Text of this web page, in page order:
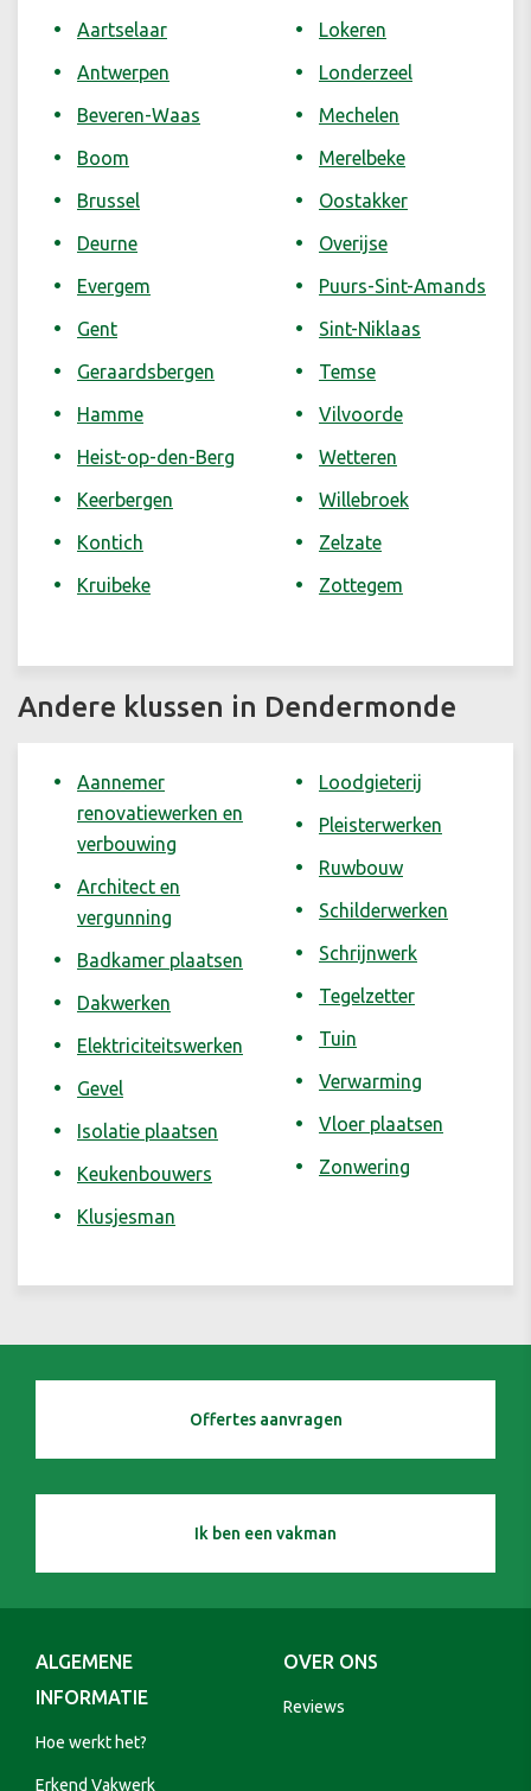
Aartselaar
Antwerpen
Beveren-Waas
Boom
Brussel
Deurne
Evergem
Gent
Geraardsbergen
Hamme
Heist-op-den-Berg
Keerbergen
Kontich
Kruibeke
Lokeren
Londerzeel
Mechelen
Merelbeke
Oostakker
Overijse
Puurs-Sint-Amands
Sint-Niklaas
Temse
Vilvoorde
Wetteren
Willebroek
Zelzate
Zottegem
Andere klussen in Dendermonde
Aannemer
renovatiewerken en
verbouwing
Architect en
vergunning
Badkamer plaatsen
Dakwerken
Elektriciteitswerken
Gevel
Isolatie plaatsen
Keukenbouwers
Klusjesman
Loodgieterij
Pleisterwerken
Ruwbouw
Schilderwerken
Schrijnwerk
Tegelzetter
Tuin
Verwarming
Vloer plaatsen
Zonwering
Offertes aanvragen
Ik ben een vakman
ALGEMENE
INFORMATIE
Hoe werkt het?
Erkend Vakwerk
OVER ONS
Reviews